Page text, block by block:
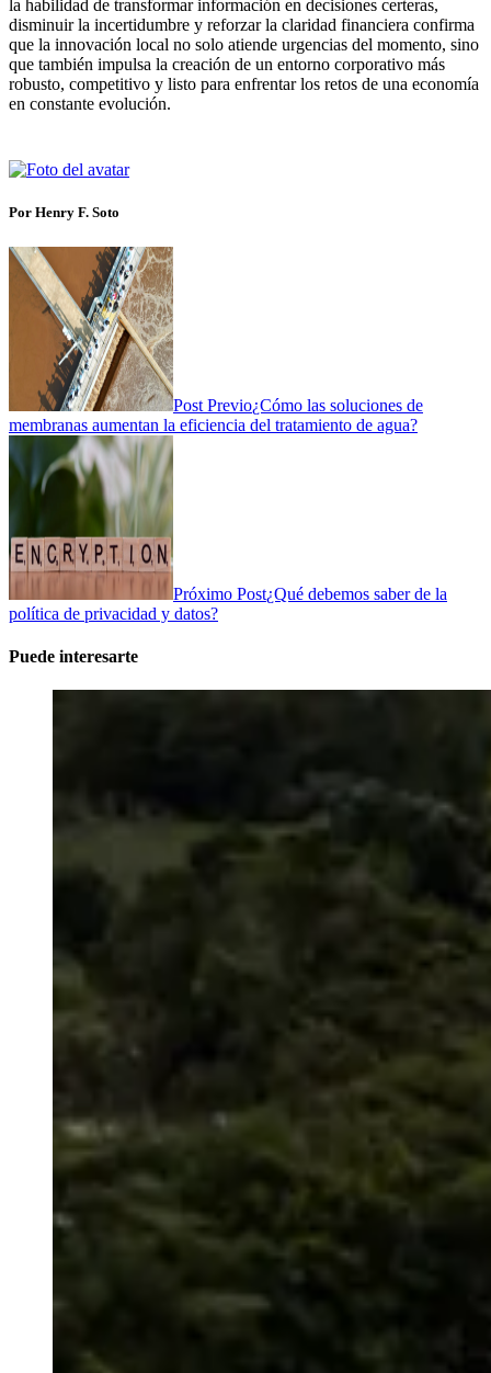
la habilidad de transformar información en decisiones certeras,
disminuir la incertidumbre y reforzar la claridad financiera confirma
que la innovación local no solo atiende urgencias del momento, sino
que también impulsa la creación de un entorno corporativo más
robusto, competitivo y listo para enfrentar los retos de una economía
en constante evolución.
Por Henry F. Soto
Post Previo¿Cómo las soluciones de
membranas aumentan la eficiencia del tratamiento de agua?
Próximo Post¿Qué debemos saber de la
política de privacidad y datos?
Puede interesarte